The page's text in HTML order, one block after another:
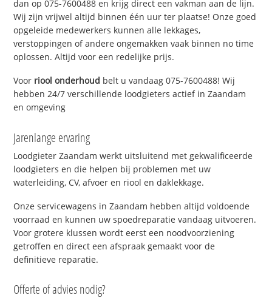
dan op 075-7600488 en krijg direct een vakman aan de lijn.
Wij zijn vrijwel altijd binnen één uur ter plaatse! Onze goed
opgeleide medewerkers kunnen alle lekkages,
verstoppingen of andere ongemakken vaak binnen no time
oplossen. Altijd voor een redelijke prijs.
Voor riool onderhoud belt u vandaag 075-7600488! Wij
hebben 24/7 verschillende loodgieters actief in Zaandam
en omgeving
Jarenlange ervaring
Loodgieter Zaandam werkt uitsluitend met gekwalificeerde
loodgieters en die helpen bij problemen met uw
waterleiding, CV, afvoer en riool en daklekkage.
Onze servicewagens in Zaandam hebben altijd voldoende
voorraad en kunnen uw spoedreparatie vandaag uitvoeren.
Voor grotere klussen wordt eerst een noodvoorziening
getroffen en direct een afspraak gemaakt voor de
definitieve reparatie.
Offerte of advies nodig?